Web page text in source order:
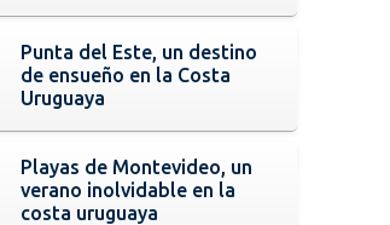
Punta del Este, un destino
de ensueño en la Costa
Uruguaya
Playas de Montevideo, un
verano inolvidable en la
costa uruguaya